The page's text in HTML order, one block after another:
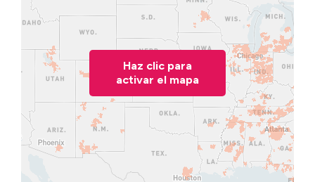
Haz clic para
activar el mapa